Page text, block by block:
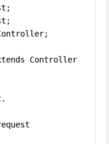
Controller